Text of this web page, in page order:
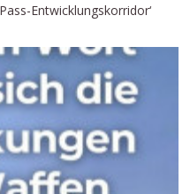
Entwicklungskorridor‘